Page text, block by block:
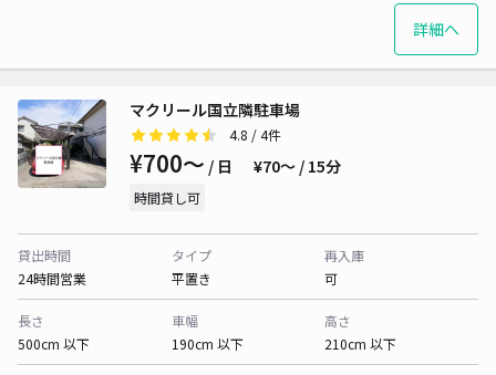
詳細へ
マクリール国立隣駐車場
4.8 / 4件
¥700〜 / 日 ¥70〜 / 15分
時間貸し可
貸出時間
24時間営業
タイプ
平置き
再入庫
可
長さ
500cm 以下
車幅
190cm 以下
高さ
210cm 以下